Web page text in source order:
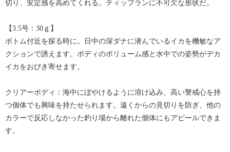
切り、安定感を高めてくれる。ティップランに不可欠な形状だ。
【3.5号：30ｇ】
ボトム付近を探る時に。日中の深ダナに潜んでいるイカを機敏なア
クションで誘えます。ボディのボリューム感と水中での姿勢がデカ
イカをおびき寄せます。
クリアーボディ：海中にぼやけるように溶け込み、高い警戒心を持
つ個体でも興味を持たせられます。遠くからの見切りを防ぎ、他の
カラーで反応しなかった釣り場から離れた個体にもアピールできま
す。